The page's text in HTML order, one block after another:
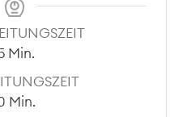
Minuten
Min.
Minuten
Min.